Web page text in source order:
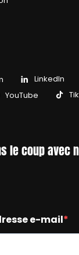
LinkedIn
YouTube
le coup avec
e-mail